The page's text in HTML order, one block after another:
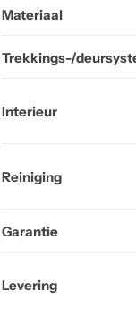
Materiaal
Trekkings-/
Interieur
Reiniging
Garantie
Levering